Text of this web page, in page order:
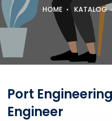
HOME KATALOG
Port
Engineer